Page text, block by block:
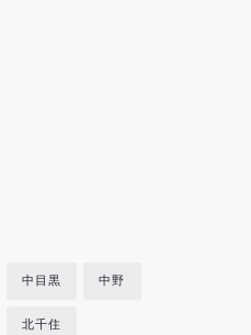
中目黒 中野
北千住